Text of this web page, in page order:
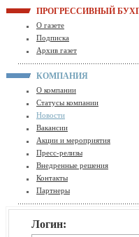
ПРОГРЕССИВНЫЙ
О газете
Подписка
Архив газет
КОМПАНИЯ
О компании
Статусы компании
Новости
Вакансии
Акции и мероприятия
Пресс-релизы
Внедренные решения
Контакты
Партнеры
Логин: